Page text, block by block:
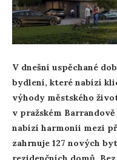
V dnešní uspěchané
bydlení, které nabízí
výhody městského
v pražském
nabízí harmonii mezi
zahrnuje 127 nových